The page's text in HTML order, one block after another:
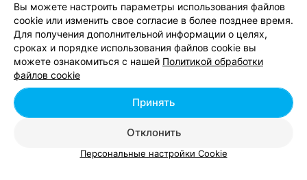
Лидский р-н д. Мыто ул. Центральная, 16
Круглосуточно
УСАДЬБА
У Лукоморья
Лидский р-н д. Поддубно Круглосуточно
Альба Рутения
Вы можете настроить параметры использования файлов
cookie или изменить свое согласие в более позднее время.
Для получения дополнительной информации о целях,
сроках и порядке использования файлов cookie вы
можете ознакомиться с нашей Политикой обработки
файлов cookie
Отклонить
Принять
Персональные настройки Cookie